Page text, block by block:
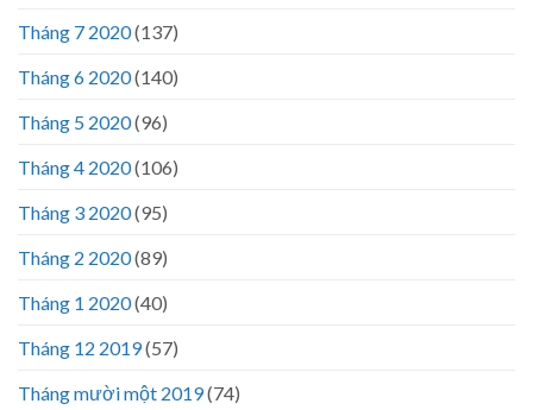
Tháng 7 2020(137)
Tháng 6 2020(140)
Tháng 5 2020(96)
Tháng 4 2020(106)
Tháng 3 2020(95)
Tháng 2 2020(89)
Tháng 1 2020(40)
Tháng 12 2019(57)
Tháng mười một 2019(74)